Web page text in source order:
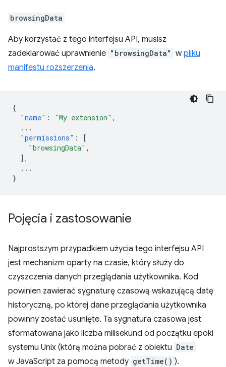
browsingData
Aby korzystać z tego interfejsu API, musisz
zadeklarować uprawnienie "browsingData" wpliku
manifestu rozszerzenia.
{
"name" : "My extension" ,
...
"permissions" :
[
"browsingData" ,
],
...
}
Pojęcia i zastosowanie
Najprostszym przypadkiem użycia tego interfejsu API
jest mechanizm oparty na czasie, który służy do
czyszczenia danych przeglądania użytkownika. Kod
powinien zawierać sygnaturę czasową wskazującą datę
historyczną, po której dane przeglądania użytkownika
powinny zostać usunięte. Ta sygnatura czasowa jest
sformatowana jako liczba milisekund od początku epoki
systemu Unix (którą można pobrać z obiektu Date
w JavaScript za pomocą metody getTime() ).